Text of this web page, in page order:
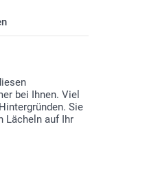
bei Ihnen. Viel
Sie
Lächeln auf Ihr